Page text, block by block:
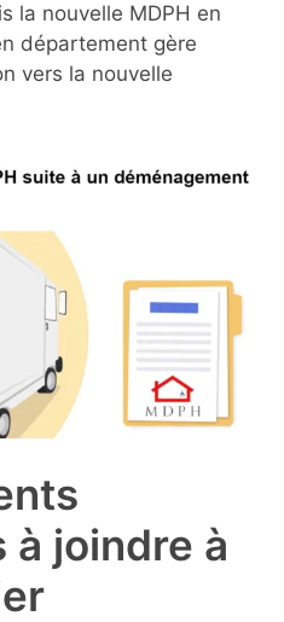
la nouvelle MDPH en
département gère
vers la nouvelle
joindre à